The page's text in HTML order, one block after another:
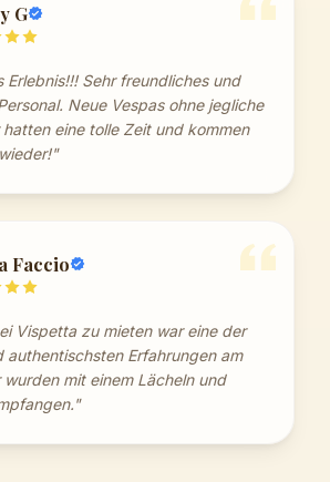
G
Erlebnis!!! Sehr freundliches und
Neue Vespas ohne jegliche
eine tolle Zeit und kommen
Faccio
Vispetta zu mieten war eine der
authentischsten Erfahrungen am
wurden mit einem Lächeln und